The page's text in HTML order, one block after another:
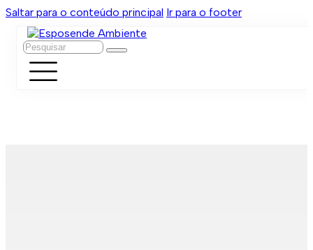
Saltar para o conteúdo principal Ir para o footer
Pesquisar